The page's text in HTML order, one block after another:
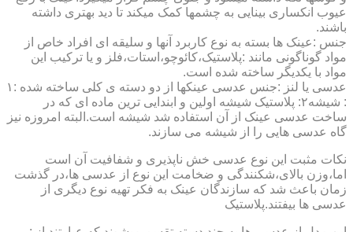
عیوب انکساری بینایی به چشمها کمک میکند تا دید بهتری داشته
باشند.
جنس :عینک ها بسته به نوع کاربرد آنها و سلیقه ای افراد خاص از
مواد گوناگونی مانند :پلاستیک،کائوچو،استات،فلز و یا ترکیب این
مواد با یکدیگر ساخته شده است.
عدسی یا لنز :جنس عدسی عینکها از دو دسته ی کلی ساخته شده :۱
: شیشه۲: پلاستیک شیشه اولین و ابندایی ترین ماده ای که در
ساخت عدسی عینک از آن استفاده شد شیشه است.البته امروزه نیز
گاه عدسی هایی را از شیشه می سازند.
نکات مثبت این نوع عدسی خش ناپذیری و شفافیت آن است
اما،وزن بالای،شکنندگی و ضخامت این نوع از عدسی ها،در گذشت
زمان باعث شد که سازندگان عینک به فکر تهیه نوع دیگری از
عدسی ها بیفتند.پلاستیک